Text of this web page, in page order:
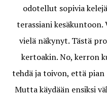
odotellut sopivia
terassiani kesäkuntoon.
vielä näkynyt. Tästä
kertoakin. No, kerron
tehdä ja toivon, että
Mutta käydään ensiksi